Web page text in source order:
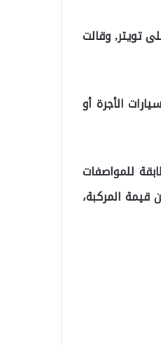
تويتر, وقالت
الأجرة أو
هي 2016، على أن تكون مطابقة للمواصفات
اقتصاد الوقود، لافتة إلى أن الرسوم الجمركية هي 5% من قيمة المركبة،